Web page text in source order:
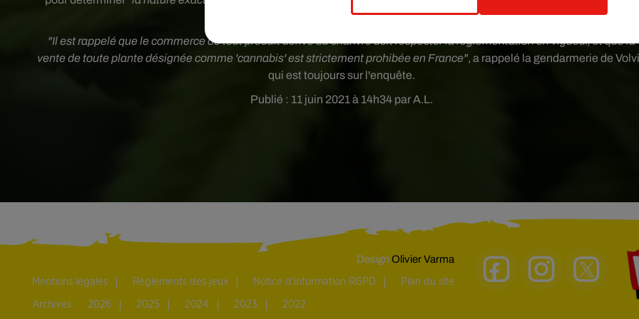
Publié : 11 juin 2021 à 14h34 par A.L.
cannabis.
"Il est rappelé que le commerce de tout produit dérivé du chanvre doit respecter la réglementation en vigueur, et que la
vente de toute plante désignée comme 'cannabis' est strictement prohibée en France", a rappelé la gendarmerie de
qui est toujours sur l'enquête.
DesignOlivier Varma
Mentions légales Règlements des jeux Notice d’information RGPD Plan du site
Archives 2026 2025 2024 2023 2022